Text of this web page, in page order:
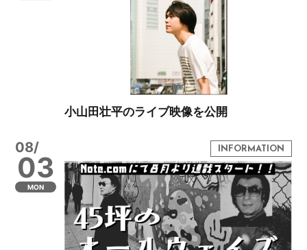
小山田壮平のライブ映像を公開
08/
03
MON